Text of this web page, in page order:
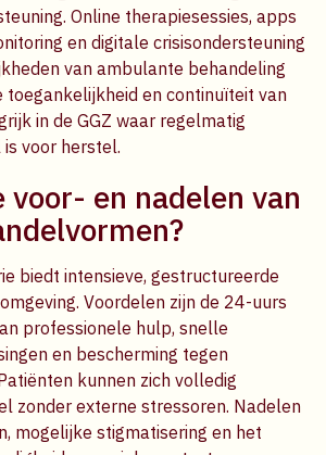
Online therapiesessies, apps
en digitale crisisondersteuning
van ambulante behandeling
toegankelijkheid en continuïteit van
in de GGZ waar regelmatig
voor herstel.
voor- en nadelen van
biedt intensieve, gestructureerde
Voordelen zijn de 24-uurs
professionele hulp, snelle
en bescherming tegen
kunnen zich volledig
zonder externe stressoren. Nadelen
mogelijke stigmatisering en het